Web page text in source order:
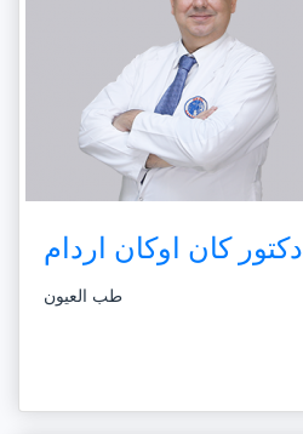
دكتور كان اوكان اردام
طب العيون